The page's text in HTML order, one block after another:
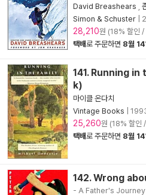
David Breashears
Simon & Schuster
28,210원 (18% 할인
택배로 주문하면 8월 14
141. Running
k)
마이클 온다치
Vintage Books
25,260원 (18% 할인
택배로 주문하면 8월 14
142. Wrong
- A Father's